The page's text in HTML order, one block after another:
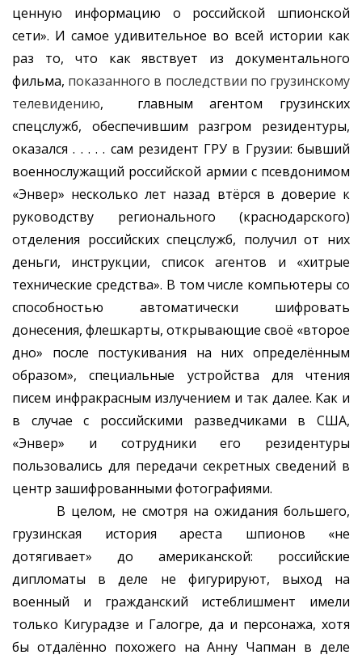
ценную информацию о российской шпионской
сети». И самое удивительное во всей истории как
раз то, что как явствует из документального
фильма, показанного в последствии по грузинскому
телевидению, главным агентом грузинских
спецслужб, обеспечившим разгром резидентуры,
оказался . . . . . сам резидент ГРУ в Грузии: бывший
военнослужащий российской армии с псевдонимом
«Энвер» несколько лет назад втёрся в доверие к
руководству регионального (краснодарского)
отделения российских спецслужб, получил от них
деньги, инструкции, список агентов и «хитрые
технические средства». В том числе компьютеры со
способностью автоматически шифровать
донесения, флешкарты, открывающие своё «второе
дно» после постукивания на них определённым
образом», специальные устройства для чтения
писем инфракрасным излучением и так далее. Как и
в случае с российскими разведчиками в США,
«Энвер» и сотрудники его резидентуры
пользовались для передачи секретных сведений в
центр зашифрованными фотографиями.
В целом, не смотря на ожидания большего,
грузинская история ареста шпионов «не
дотягивает» до американской: российские
дипломаты в деле не фигурируют, выход на
военный и гражданский истеблишмент имели
только Кигурадзе и Галогре, да и персонажа, хотя
бы отдалённо похожего на Анну Чапман в деле